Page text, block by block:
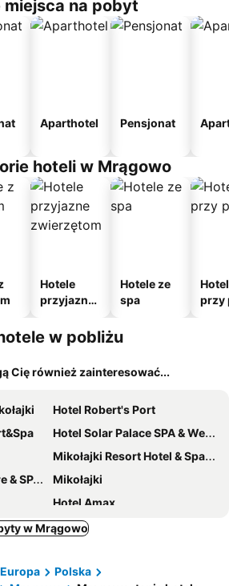
na pobyt
Aparthotel Pensjonat
hoteli w Mrągowo
Hotele
przyjazne
m
Hotele ze
spa
przy
w pobliżu
Cię również zainteresować...
Hotel Robert's Port
Hotel Solar Palace SPA & Wellness
Mikołajki Resort Hotel & Spa Jora Wielka
Hotels
Mikołajki
Hotel Amax
Hotel Santa Monica
Hotelik Mazurska Chata
w Mrągowo
Europa
Polska